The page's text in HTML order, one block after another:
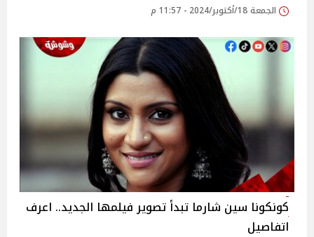
الجمعة 18/أكتوبر/2024 - 11:57 م
كونكونا سين شارما تبدأ تصوير فيلمها الجديد.. اعرف
اتفاصيل